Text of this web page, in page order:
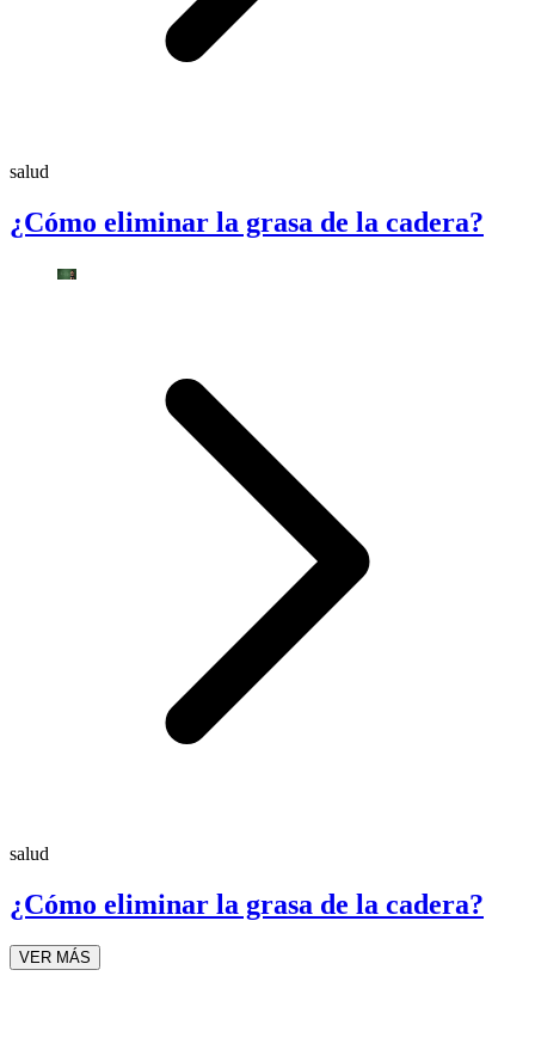
salud
¿Cómo eliminar la grasa de la cadera?
salud
¿Cómo eliminar la grasa de la cadera?
VER MÁS